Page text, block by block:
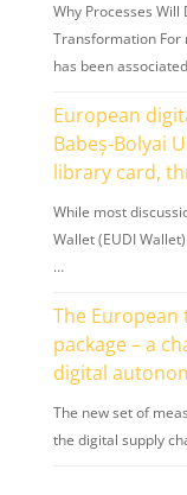
Why Processes
Transformation
has been
European
Babeș-Bolyai
library card,
While most
Wallet (EUDI
…
The
package – a
digital
The new set of
the digital supply